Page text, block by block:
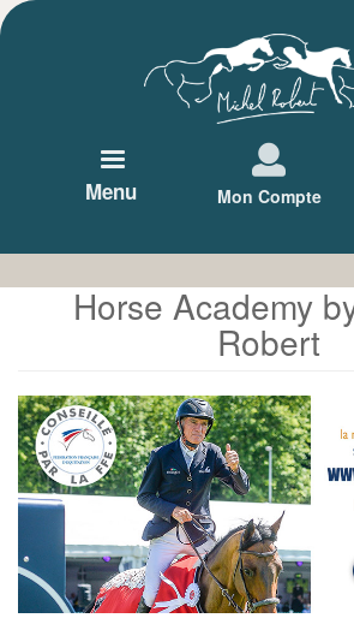
Aller
au
Mon Compte
Menu
Horse Academy
Robert